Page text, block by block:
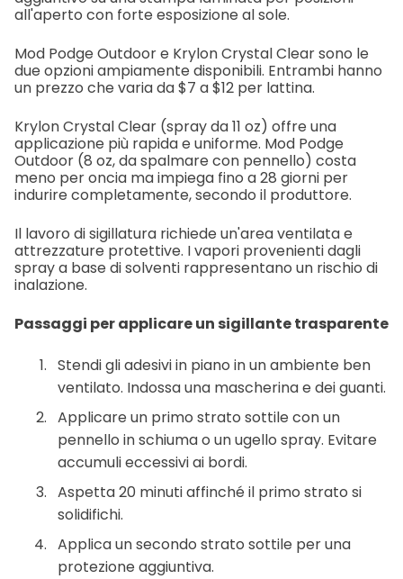
all'aperto con forte esposizione al sole.
Mod Podge Outdoor e Krylon Crystal Clear sono le
due opzioni ampiamente disponibili. Entrambi hanno
un prezzo che varia da $7 a $12 per lattina.
Krylon Crystal Clear (spray da 11 oz) offre una
applicazione più rapida e uniforme. Mod Podge
Outdoor (8 oz, da spalmare con pennello) costa
meno per oncia ma impiega fino a 28 giorni per
indurire completamente, secondo il produttore.
Il lavoro di sigillatura richiede un'area ventilata e
attrezzature protettive. I vapori provenienti dagli
spray a base di solventi rappresentano un rischio di
inalazione.
Passaggi per applicare un sigillante trasparente
Stendi gli adesivi in piano in un ambiente ben
ventilato. Indossa una mascherina e dei guanti.
Applicare un primo strato sottile con un
pennello in schiuma o un ugello spray. Evitare
accumuli eccessivi ai bordi.
Aspetta 20 minuti affinché il primo strato si
solidifichi.
Applica un secondo strato sottile per una
protezione aggiuntiva.